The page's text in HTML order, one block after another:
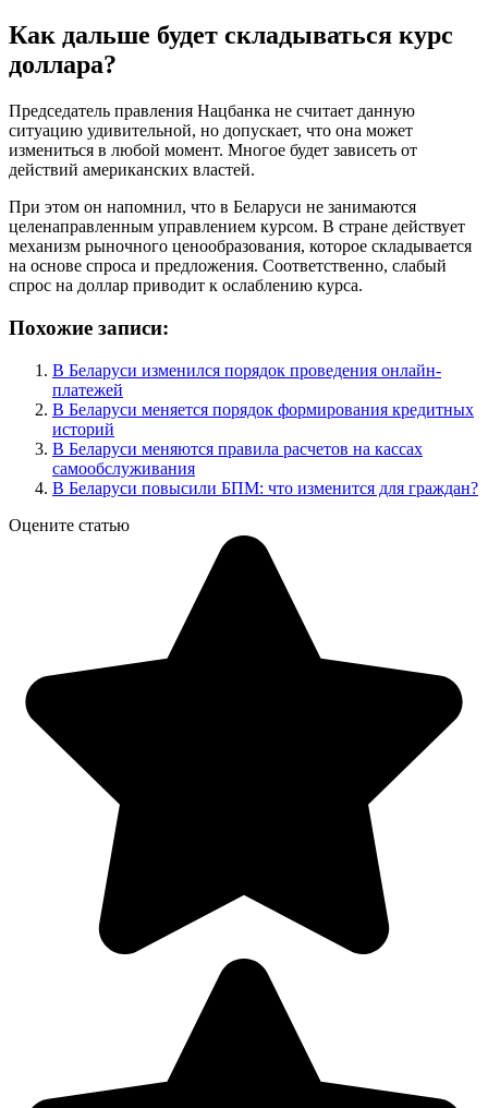
Как дальше будет складываться курс
доллара?
Председатель правления Нацбанка не считает данную
ситуацию удивительной, но допускает, что она может
измениться в любой момент. Многое будет зависеть от
действий американских властей.
При этом он напомнил, что в Беларуси не занимаются
целенаправленным управлением курсом. В стране действует
механизм рыночного ценообразования, которое складывается
на основе спроса и предложения. Соответственно, слабый
спрос на доллар приводит к ослаблению курса.
Похожие записи:
В Беларуси изменился порядок проведения онлайн-
платежей
В Беларуси меняется порядок формирования кредитных
историй
В Беларуси меняются правила расчетов на кассах
самообслуживания
В Беларуси повысили БПМ: что изменится для граждан?
Оцените статью